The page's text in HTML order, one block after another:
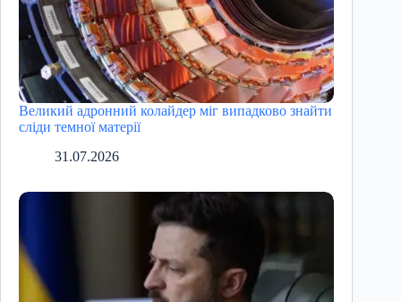
Великий адронний колайдер міг випадково знайти
сліди темної матерії
31.07.2026